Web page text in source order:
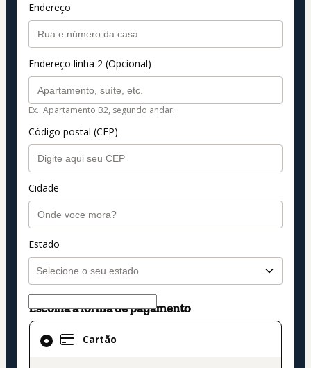
Endereço
Endereço linha 2 (Opcional)
Ex.: Apartamento B2, segundo andar.
Código postal (CEP)
Cidade
Estado
Escolha a forma de pagamento
Cartão
Cartão
selecionado